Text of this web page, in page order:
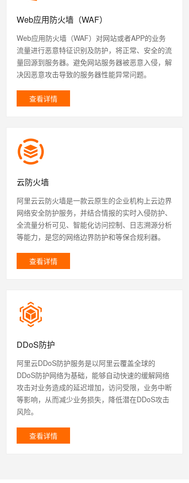
Web应用防火墙（WAF）
Web应用防火墙（WAF）对网站或者APP的业务
流量进行恶意特征识别及防护，将正常、安全的流
量回源到服务器。避免网站服务器被恶意入侵，解
决因恶意攻击导致的服务器性能异常问题。
查看详情
云防火墙
阿里云云防火墙是一款云原生的企业机构上云边界
网络安全防护服务，并结合情报的实时入侵防护、
全流量分析可见、智能化访问控制、日志溯源分析
等能力，是您的网络边界防护和等保合规利器。
查看详情
DDoS防护
阿里云DDoS防护服务是以阿里云覆盖全球的
DDoS防护网络为基础，能够自动快速的缓解网络
攻击对业务造成的延迟增加，访问受限，业务中断
等影响，从而减少业务损失，降低潜在DDoS攻击
风险。
查看详情